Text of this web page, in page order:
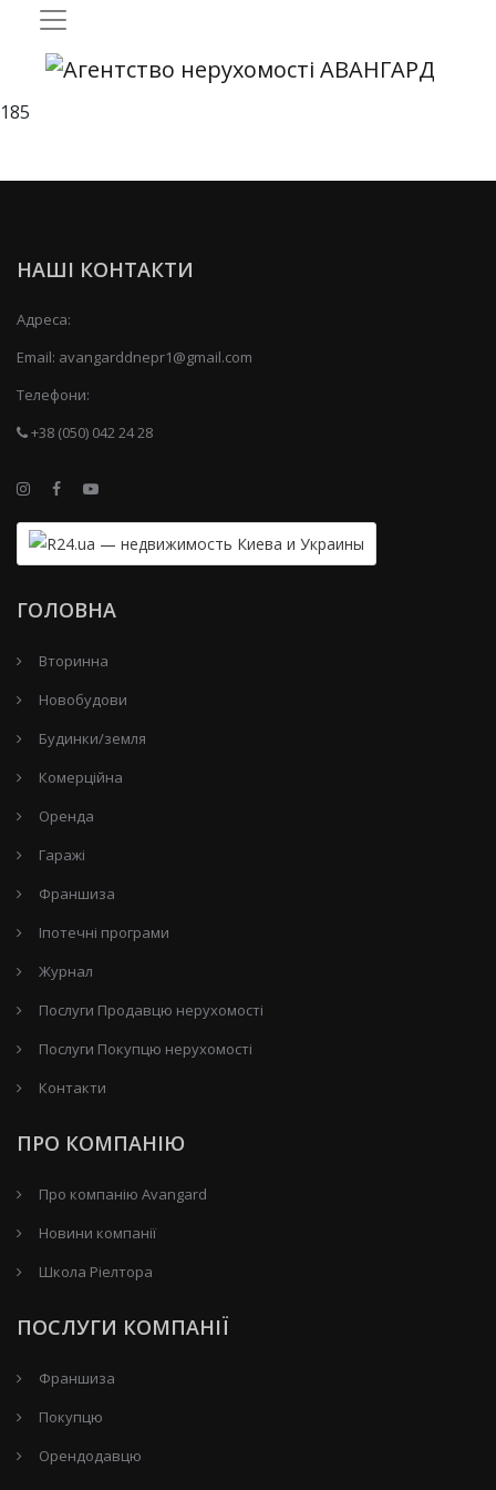
185
НАШІ КОНТАКТИ
Адреса:
Email: avangarddnepr1@gmail.com
Телефони:
+38 (050) 042 24 28
ГОЛОВНА
Вторинна
Новобудови
Будинки/земля
Комерційна
Оренда
Гаражі
Франшиза
Іпотечні програми
Журнал
Послуги Продавцю нерухомості
Послуги Покупцю нерухомості
Контакти
ПРО КОМПАНІЮ
Про компанію Avangard
Новини компанії
Школа Ріелтора
ПОСЛУГИ КОМПАНІЇ
Франшиза
Покупцю
Орендодавцю